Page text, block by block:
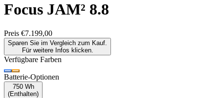
Focus JAM² 8.8
Preis €7.199,00
Sparen Sie im Vergleich zum Kauf.
Für weitere Infos klicken.
Verfügbare Farben
Batterie-Optionen
750 Wh
(Enthalten)